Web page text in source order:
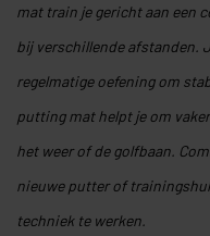
mat train je gericht aan een
bij verschillende afstanden.
regelmatige oefening om
putting mat helpt je om
het weer of de golfbaan.
nieuwe putter of
techniek te werken.